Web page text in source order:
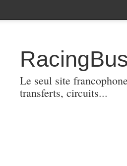
Le seul site
transferts, circuits...